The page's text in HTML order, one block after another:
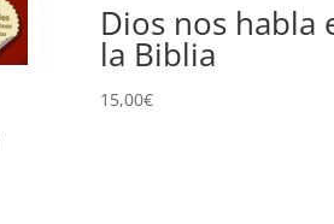
Dios nos habla
la Biblia
15,00€